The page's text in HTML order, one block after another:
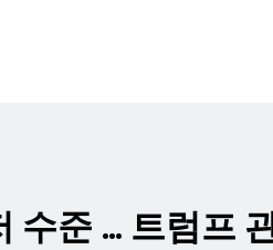
수준 … 트럼프